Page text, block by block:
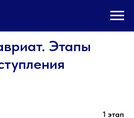
Этапы
1 этап